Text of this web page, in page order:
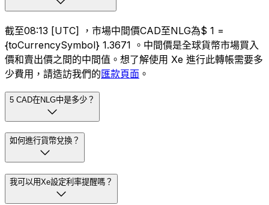
截至08:13 [UTC] ，市場中間價CAD至NLG為$ 1 =
{toCurrencySymbol} 1.3671 。中間價是全球貨幣市場買入
價和賣出價之間的中間值。想了解使用 Xe 進行此轉帳需要多
少費用，請造訪我們的匯款頁面 。
5 CAD在NLG中是多少？
如何進行貨幣兌換？
我可以用Xe設定利率提醒嗎？